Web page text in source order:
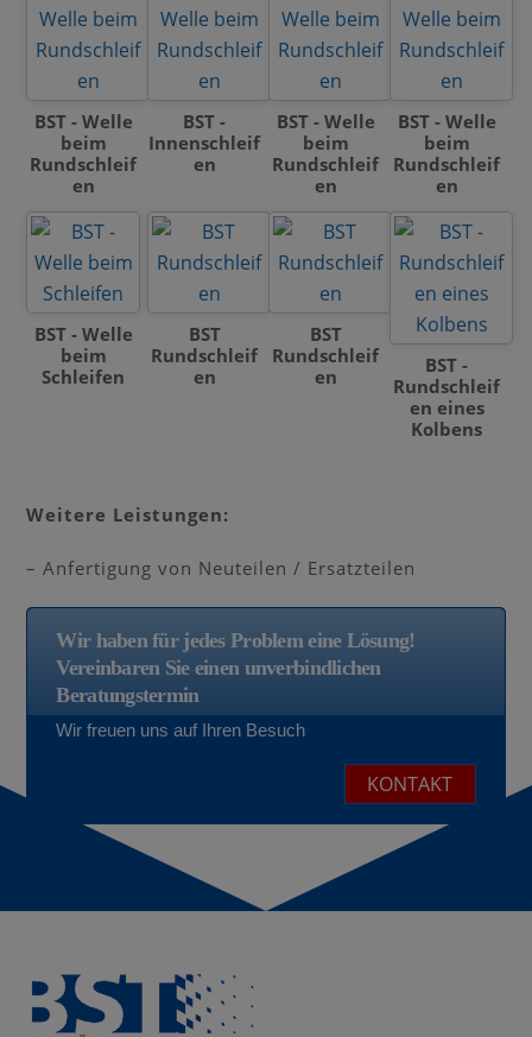
BST - Welle
beim
Rundschleif
en
BST -
Innenschleif
en
BST - Welle
beim
Rundschleif
en
BST - Welle
beim
Rundschleif
en
BST - Welle
beim
Schleifen
BST
Rundschleif
en
BST
Rundschleif
en
BST -
Rundschleif
en eines
Kolbens
Weitere Leistungen:
– Anfertigung von Neuteilen / Ersatzteilen
Wir haben für jedes Problem eine Lösung!
Vereinbaren Sie einen unverbindlichen
Beratungstermin
Wir freuen uns auf Ihren Besuch
KONTAKT